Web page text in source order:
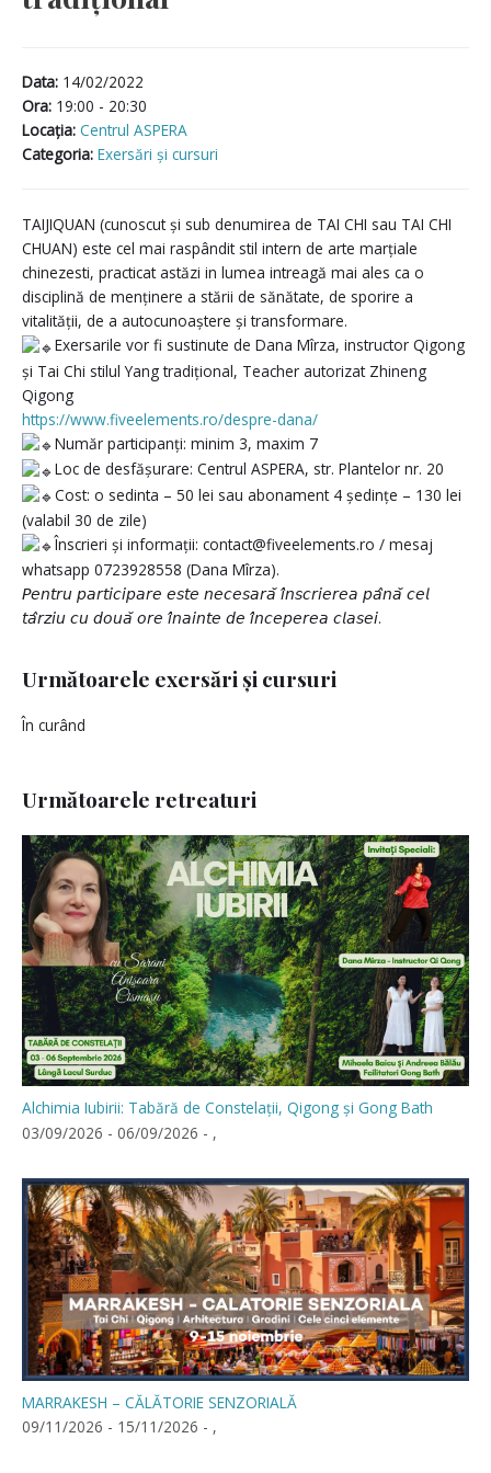
Data: 14/02/2022
Ora: 19:00 - 20:30
Locaţia: Centrul ASPERA
Categoria: Exersări și cursuri
TAIJIQUAN (cunoscut și sub denumirea de TAI CHI sau TAI CHI
CHUAN) este cel mai raspândit stil intern de arte marțiale
chinezesti, practicat astăzi in lumea intreagă mai ales ca o
disciplină de menținere a stării de sănătate, de sporire a
vitalității, de a autocunoaștere și transformare.
Exersarile vor fi sustinute de Dana Mîrza, instructor Qigong
și Tai Chi stilul Yang tradițional, Teacher autorizat Zhineng
Qigong
https://www.fiveelements.ro/despre-dana/
Număr participanți: minim 3, maxim 7
Loc de desfășurare: Centrul ASPERA, str. Plantelor nr. 20
Cost: o sedinta – 50 lei sau abonament 4 ședințe – 130 lei
(valabil 30 de zile)
Înscrieri și informații: contact@fiveelements.ro / mesaj
whatsapp 0723928558 (Dana Mîrza).
𝘗𝘦𝘯𝘵𝘳𝘶 𝘱𝘢𝘳𝘵𝘪𝘤𝘪𝘱𝘢𝘳𝘦 𝘦𝘴𝘵𝘦 𝘯𝘦𝘤𝘦𝘴𝘢𝘳𝘢̆ 𝘪̂𝘯𝘴𝘤𝘳𝘪𝘦𝘳𝘦𝘢 𝘱𝘢̂𝘯𝘢̆ 𝘤𝘦𝘭
𝘵𝘢̂𝘳𝘻𝘪𝘶 𝘤𝘶 𝘥𝘰𝘶𝘢̆ 𝘰𝘳𝘦 𝘪̂𝘯𝘢𝘪𝘯𝘵𝘦 𝘥𝘦 𝘪̂𝘯𝘤𝘦𝘱𝘦𝘳𝘦𝘢 𝘤𝘭𝘢𝘴𝘦𝘪.
Următoarele exersări și cursuri
În curând
Următoarele retreaturi
Alchimia Iubirii: Tabără de Constelații, Qigong și Gong Bath
03/09/2026 - 06/09/2026 - ,
MARRAKESH – CĂLĂTORIE SENZORIALĂ
09/11/2026 - 15/11/2026 - ,